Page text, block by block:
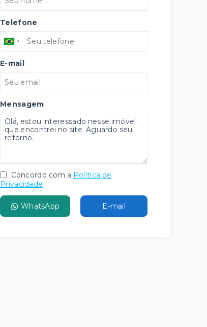
Telefone
E-mail
Mensagem
Concordo com a Política de
Privacidade
WhatsApp E-mail